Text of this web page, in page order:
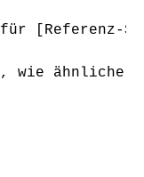
[Referenz-
ähnliche